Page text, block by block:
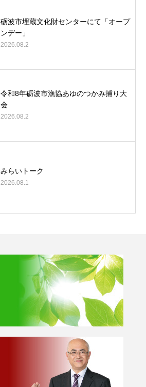
砺波市埋蔵文化財センターにて「オープ
ンデー」
2026.08.2
令和8年砺波市漁協あゆのつかみ捕り大
会
2026.08.2
みらいトーク
2026.08.1